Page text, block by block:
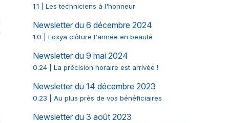
1.1 | Les techniciens à l'honneur
Newsletter du 6 décembre 2024
1.0 | Loxya clôture l'année en beauté
Newsletter du 9 mai 2024
0.24 | La précision horaire est arrivée !
Newsletter du 14 décembre 2023
0.23 | Au plus près de vos bénéficiaires
Newsletter du 3 août 2023